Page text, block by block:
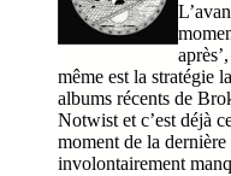
même est la stratégie
albums récents de
Notwist et c’est déjà
moment de la
involontairement